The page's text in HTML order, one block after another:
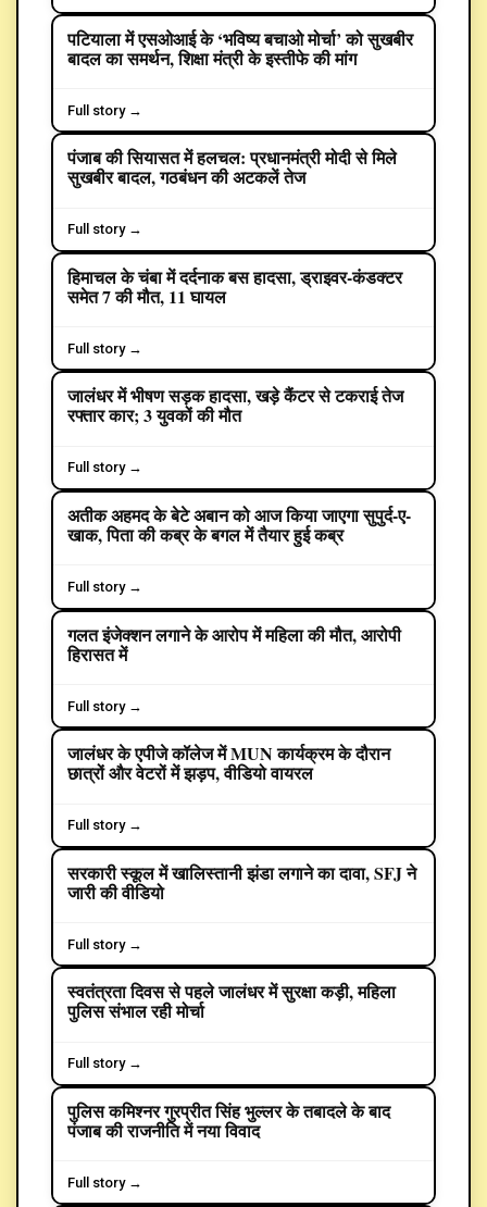
पटियाला में एसओआई के ‘भविष्य बचाओ मोर्चा’ को सुखबीर
बादल का समर्थन, शिक्षा मंत्री के इस्तीफे की मांग
Full story →
POLITICS
पंजाब की सियासत में हलचल: प्रधानमंत्री मोदी से मिले
सुखबीर बादल, गठबंधन की अटकलें तेज
Full story →
हिमाचल के चंबा में दर्दनाक बस हादसा, ड्राइवर-कंडक्टर
समेत 7 की मौत, 11 घायल
Full story →
CRIME
जालंधर में भीषण सड़क हादसा, खड़े कैंटर से टकराई तेज
रफ्तार कार; 3 युवकों की मौत
Full story →
CRIME
अतीक अहमद के बेटे अबान को आज किया जाएगा सुपुर्द-ए-
खाक, पिता की कब्र के बगल में तैयार हुई कब्र
Full story →
CRIME
गलत इंजेक्शन लगाने के आरोप में महिला की मौत, आरोपी
हिरासत में
Full story →
EDUCATION
जालंधर के एपीजे कॉलेज में MUN कार्यक्रम के दौरान
छात्रों और वेटरों में झड़प, वीडियो वायरल
Full story →
CRIME
सरकारी स्कूल में खालिस्तानी झंडा लगाने का दावा, SFJ ने
जारी की वीडियो
Full story →
POLITICS
स्वतंत्रता दिवस से पहले जालंधर में सुरक्षा कड़ी, महिला
पुलिस संभाल रही मोर्चा
Full story →
POLITICS
पुलिस कमिश्नर गुरप्रीत सिंह भुल्लर के तबादले के बाद
पंजाब की राजनीति में नया विवाद
Full story →